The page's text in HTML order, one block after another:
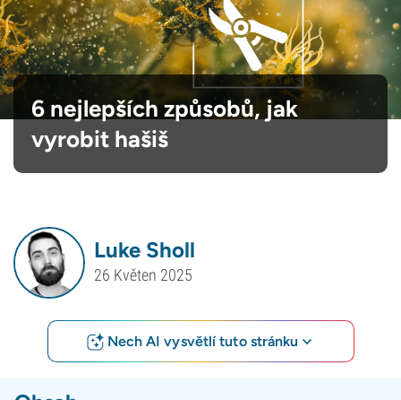
6 nejlepších způsobů, jak
vyrobit hašiš
Luke Sholl
26 Květen 2025
Nech AI vysvětlí tuto stránku